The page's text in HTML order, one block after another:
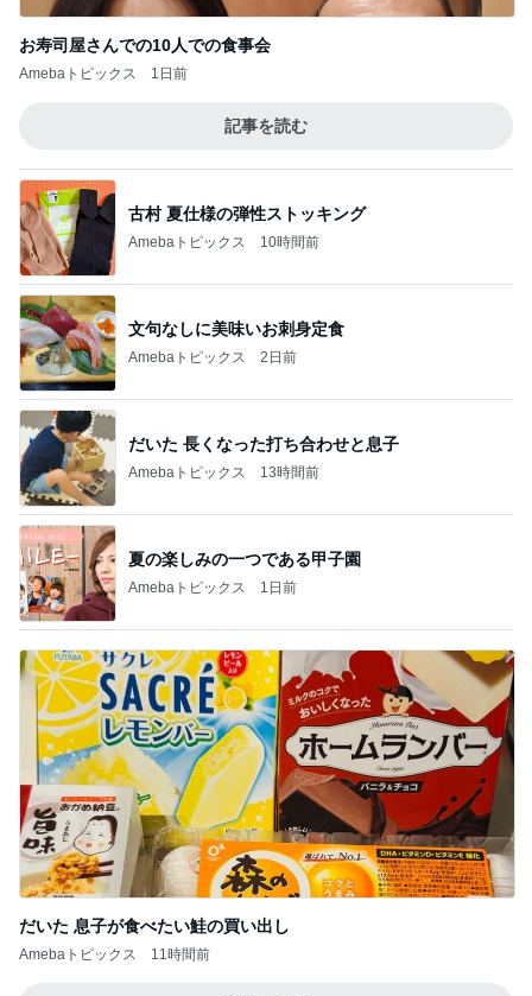
お寿司屋さんでの10人での食事会
Amebaトピックス 1日前
記事を読む
古村 夏仕様の弾性ストッキング
Amebaトピックス 10時間前
文句なしに美味いお刺身定食
Amebaトピックス 2日前
だいた 長くなった打ち合わせと息子
Amebaトピックス 13時間前
夏の楽しみの一つである甲子園
Amebaトピックス 1日前
だいた 息子が食べたい鮭の買い出し
Amebaトピックス 11時間前